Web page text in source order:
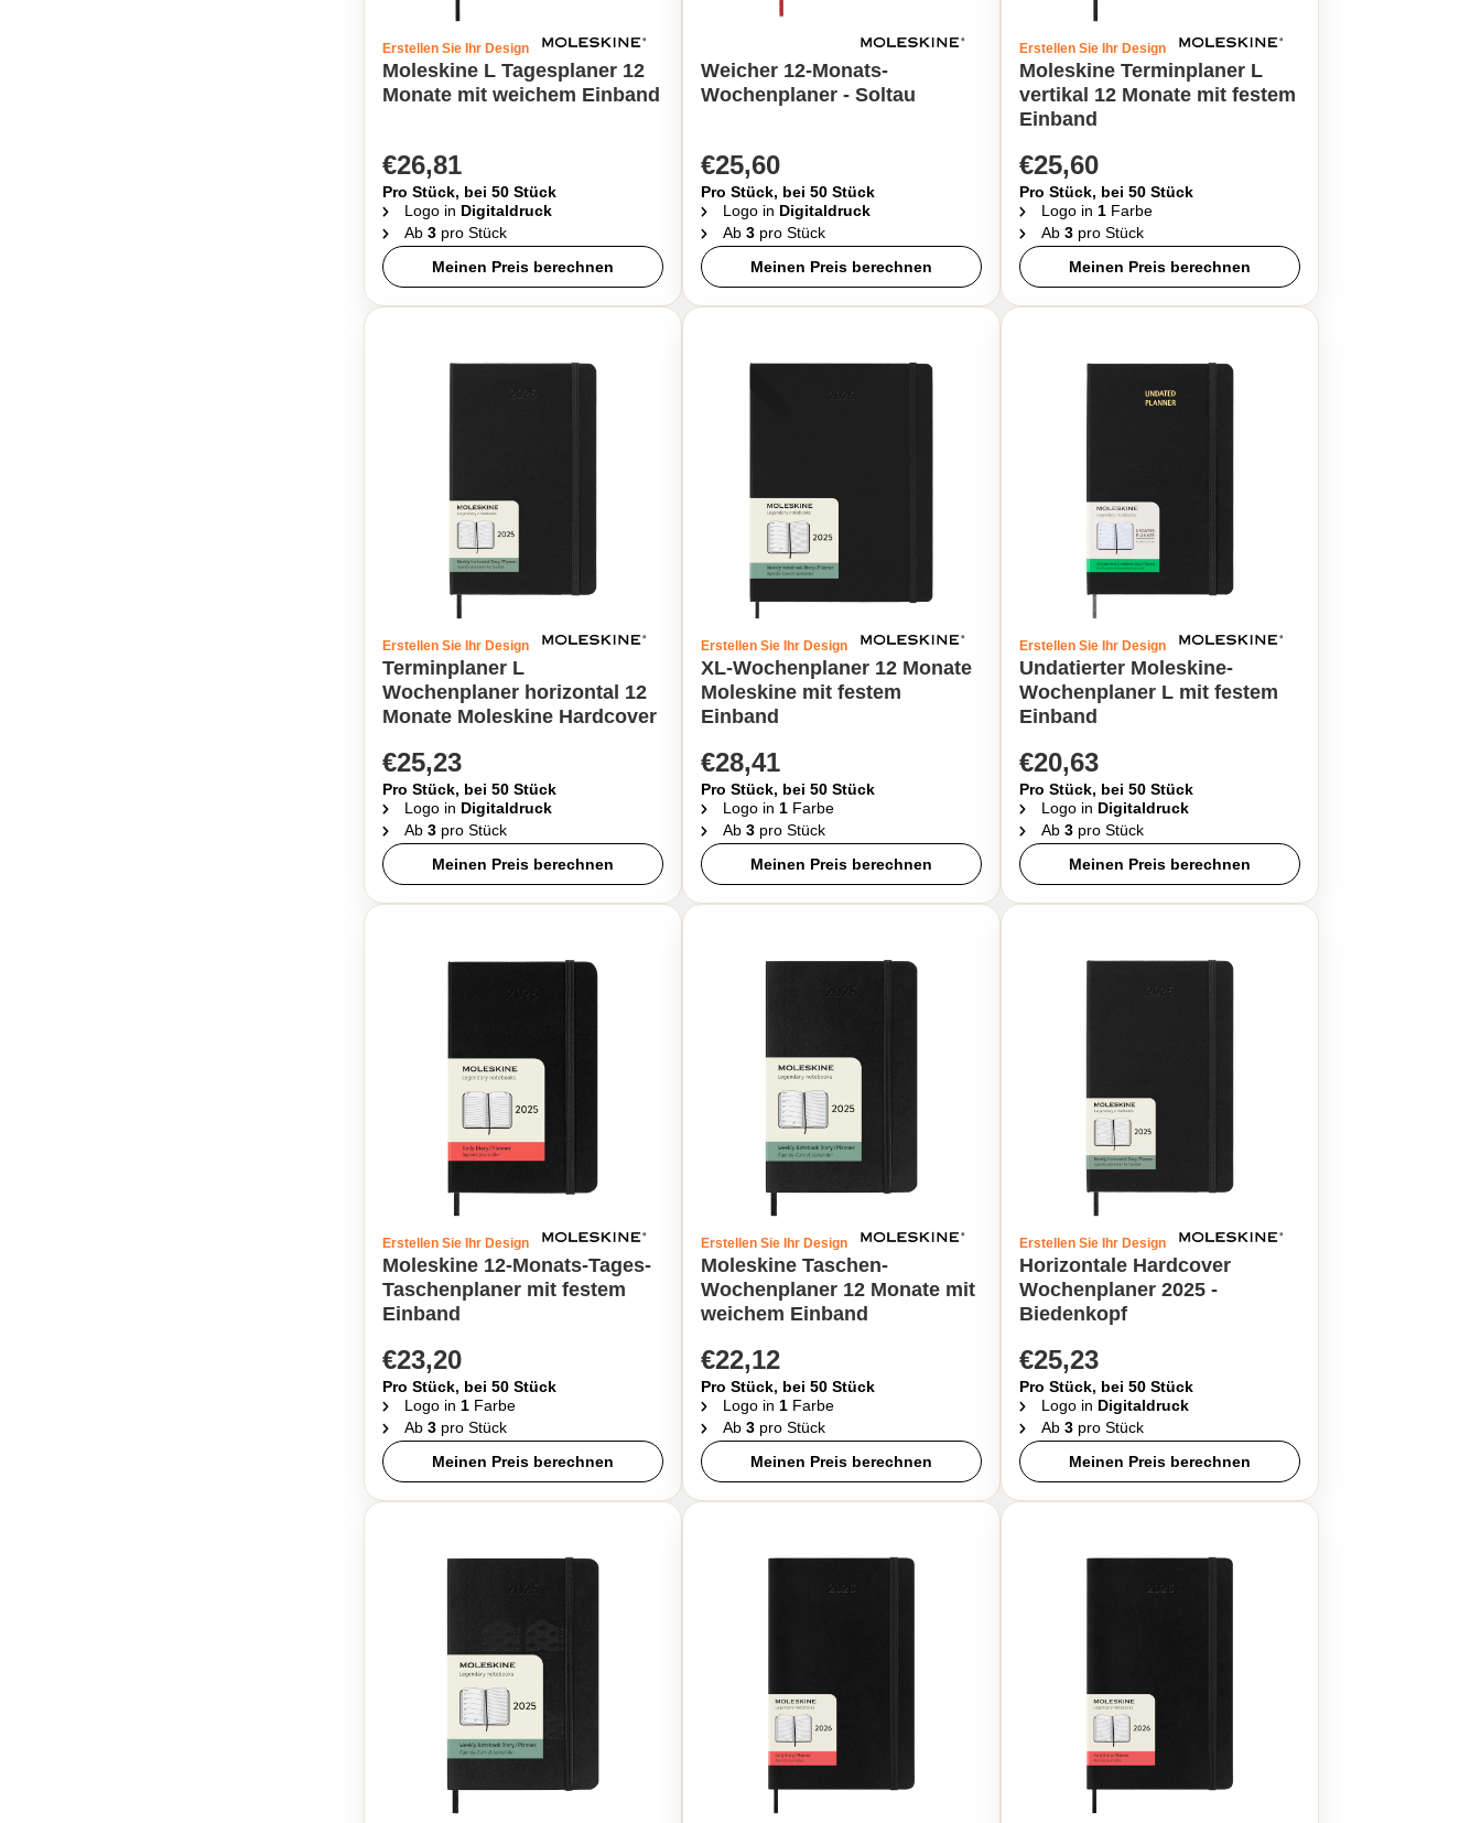
Erstellen Sie Ihr Design
Moleskine L Tagesplaner 12
Monate mit weichem Einband
€26,81
Pro Stück, bei 50 Stück
Logo in Digitaldruck
Ab 3 pro Stück
Meinen Preis berechnen
Weicher 12-Monats-
Wochenplaner - Soltau
€25,60
Pro Stück, bei 50 Stück
Logo in Digitaldruck
Ab 3pro Stück
Meinen Preis berechnen
Erstellen Sie Ihr Design
Moleskine Terminplaner L
vertikal 12 Monate mit festem
Einband
€25,60
Pro Stück, bei 50 Stück
Logo in 1Farbe
Ab 3pro Stück
Meinen Preis berechnen
Erstellen Sie Ihr Design
Terminplaner L
Wochenplaner horizontal 12
Monate Moleskine Hardcover
€25,23
Pro Stück, bei 50 Stück
Logo in Digitaldruck
Ab 3 pro Stück
Meinen Preis berechnen
Erstellen Sie Ihr Design
XL-Wochenplaner 12 Monate
Moleskine mit festem
Einband
€28,41
Pro Stück, bei 50 Stück
Logo in 1Farbe
Ab 3pro Stück
Meinen Preis berechnen
Erstellen Sie Ihr Design
Undatierter Moleskine-
Wochenplaner L mit festem
Einband
€20,63
Pro Stück, bei 50 Stück
Logo in Digitaldruck
Ab 3pro Stück
Meinen Preis berechnen
Erstellen Sie Ihr Design
Moleskine 12-Monats-Tages-
Taschenplaner mit festem
Einband
€23,20
Pro Stück, bei 50 Stück
Logo in 1 Farbe
Ab 3 pro Stück
Meinen Preis berechnen
Erstellen Sie Ihr Design
Moleskine Taschen-
Wochenplaner 12 Monate mit
weichem Einband
€22,12
Pro Stück, bei 50 Stück
Logo in 1Farbe
Ab 3pro Stück
Meinen Preis berechnen
Erstellen Sie Ihr Design
Horizontale Hardcover
Wochenplaner 2025 -
Biedenkopf
€25,23
Pro Stück, bei 50 Stück
Logo in Digitaldruck
Ab 3pro Stück
Meinen Preis berechnen